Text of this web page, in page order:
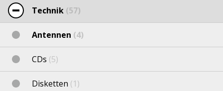
Technik (57)
Antennen (4)
CDs (5)
Disketten (1)